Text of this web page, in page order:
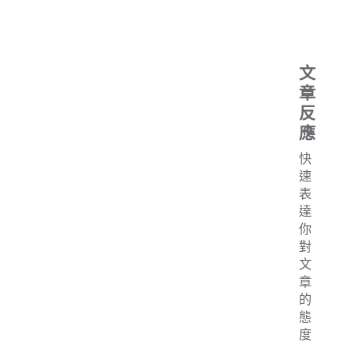
文
章
反
應
快
速
表
達
你
對
文
章
的
態
度